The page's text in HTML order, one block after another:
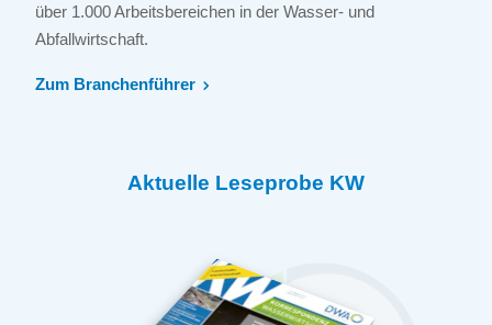
über 1.000 Arbeitsbereichen in der Wasser- und
Abfallwirtschaft.
Zum Branchenführer
Aktuelle Leseprobe KW